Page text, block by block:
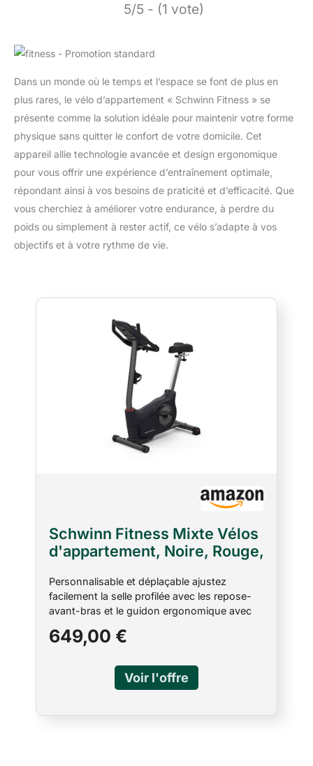
5/5 - (1 vote)
Dans un monde où le temps et l’espace se font de plus en
plus rares, le vélo d’appartement « Schwinn Fitness » se
présente comme la solution idéale pour maintenir votre forme
physique sans quitter le confort de votre domicile. Cet
appareil allie technologie avancée et design ergonomique
pour vous offrir une expérience d’entraînement optimale,
répondant ainsi à vos besoins de praticité et d’efficacité. Que
vous cherchiez à améliorer votre endurance, à perdre du
poids ou simplement à rester actif, ce vélo s’adapte à vos
objectifs et à votre rythme de vie.
Schwinn Fitness Mixte Vélos
d'appartement, Noire, Rouge,
Personnalisable et déplaçable ajustez
facilement la selle profilée avec les repose-
avant-bras et le guidon ergonomique avec
bouteille surdimensionné, manivelles 3
Explorez le monde synchronisez vous avec
l'application gratuite explore the world
649,00 €